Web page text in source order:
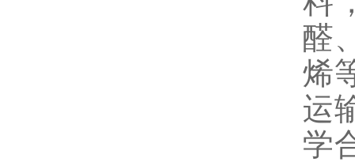
醛
烯
运
学